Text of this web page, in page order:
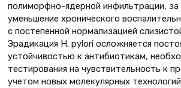
полиморфно-ядерной инфильтрации,
уменьшение хронического
с постепенной нормализацией
Эрадикация H. pylori осложняется
устойчивостью к антибиотикам,
тестирования на чувствительность к
учетом новых молекулярных